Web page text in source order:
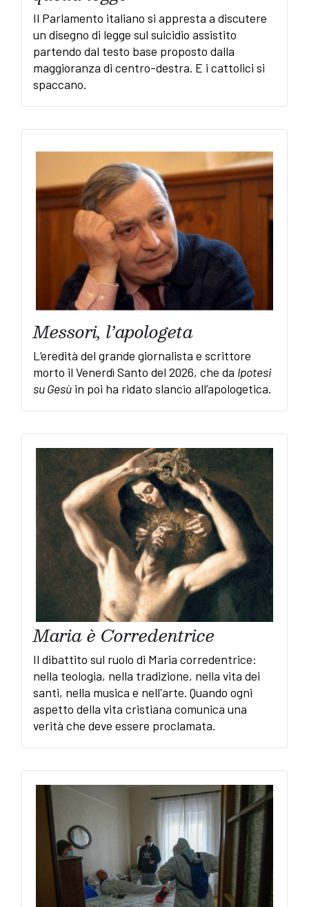
Il Parlamento italiano si appresta a discutere
un disegno di legge sul suicidio assistito
partendo dal testo base proposto dalla
maggioranza di centro-destra. E i cattolici si
spaccano.
Messori, l’apologeta
L’eredità del grande giornalista e scrittore
morto il Venerdì Santo del 2026, che da Ipotesi
su Gesù in poi ha ridato slancio all’apologetica.
Maria è Corredentrice
Il dibattito sul ruolo di Maria corredentrice:
nella teologia, nella tradizione, nella vita dei
santi, nella musica e nell'arte. Quando ogni
aspetto della vita cristiana comunica una
verità che deve essere proclamata.